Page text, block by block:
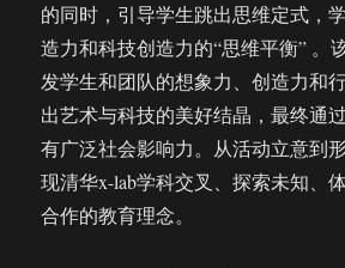
的同时，引导学生跳出思维定式，
造力和科技创造力的“思维平衡” 。
发学生和团队的想象力、创造力和
出艺术与科技的美好结晶，最终通
有广泛社会影响力。从活动立意到
现清华x-lab学科交叉、探索未知、
合作的教育理念。